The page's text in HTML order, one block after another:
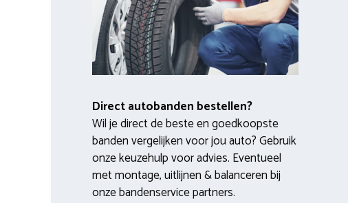
Direct autobanden bestellen?
Wil je direct de beste en goedkoopste
banden vergelijken voor jou auto? Gebruik
onze keuzehulp voor advies. Eventueel
met montage, uitlijnen & balanceren bij
onze bandenservice partners.